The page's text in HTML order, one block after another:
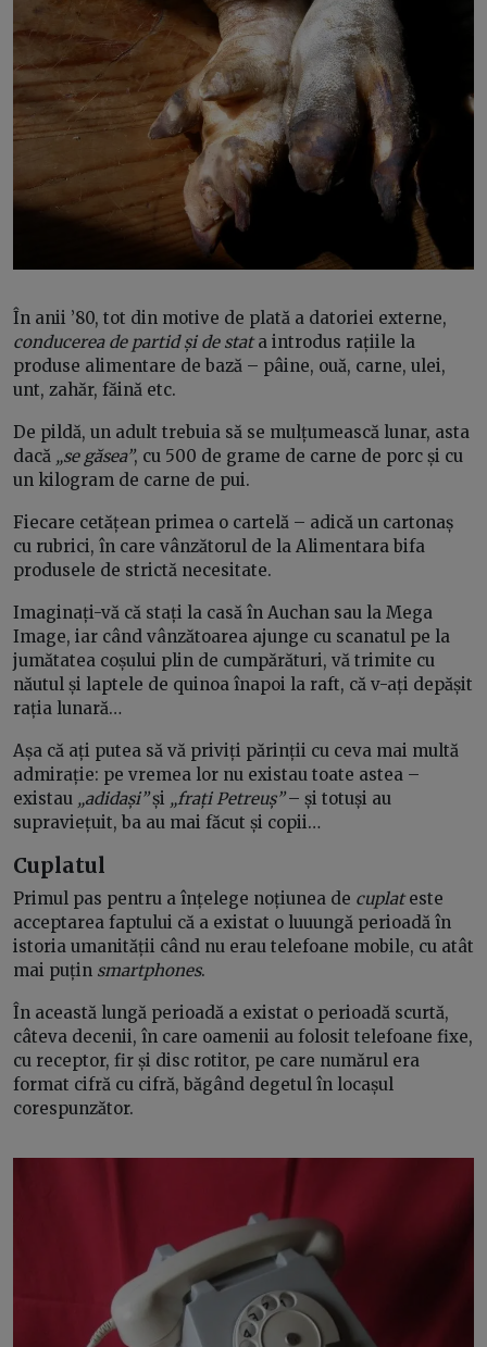
În anii ’80, tot din motive de plată a datoriei externe,
conducerea de partid și de stata introdus rațiile la
produse alimentare de bază – pâine, ouă, carne, ulei,
unt, zahăr, făină etc.
De pildă, un adult trebuia să se mulțumească lunar, asta
dacă „se găsea”, cu 500 de grame de carne de porc și cu
un kilogram de carne de pui.
Fiecare cetățean primea o cartelă – adică un cartonaș
cu rubrici, în care vânzătorul de la Alimentara bifa
produsele de strictă necesitate.
Imaginați-vă că stați la casă în Auchan sau la Mega
Image, iar când vânzătoarea ajunge cu scanatul pe la
jumătatea coșului plin de cumpărături, vă trimite cu
năutul și laptele de quinoa înapoi la raft, că v-ați depășit
rația lunară…
Așa că ați putea să vă priviți părinții cu ceva mai multă
admirație: pe vremea lor nu existau toate astea –
existau „adidași”și „frați Petreuș”– și totuși au
supraviețuit, ba au mai făcut și copii…
Cuplatul
Primul pas pentru a înțelege noțiunea de cuplateste
acceptarea faptului că a existat o luuungă perioadă în
istoria umanității când nu erau telefoane mobile, cu atât
mai puțin smartphones.
În această lungă perioadă a existat o perioadă scurtă,
câteva decenii, în care oamenii au folosit telefoane fixe,
cu receptor, fir și disc rotitor, pe care numărul era
format cifră cu cifră, băgând degetul în locașul
corespunzător.